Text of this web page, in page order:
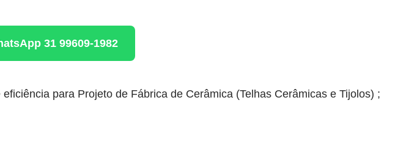
31 99609-1982
para Projeto de Fábrica de Cerâmica (Telhas Cerâmicas e Tijolos) ;